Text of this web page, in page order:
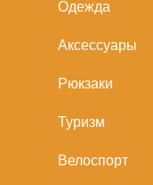
Одежда
Аксессуары
Рюкзаки
Туризм
Велоспорт